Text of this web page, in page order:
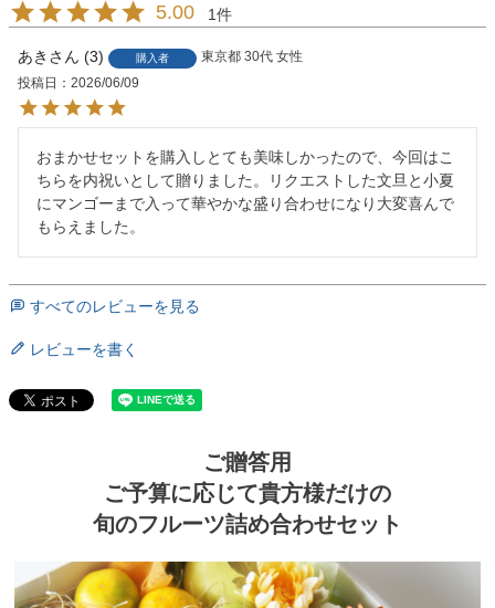
5.00 1
あき 3 購入者 東京都 30代 女性
投稿日
2026/06/09
おまかせセットを購入しとても美味しかったので、今回はこ
ちらを内祝いとして贈りました。リクエストした文旦と小夏
にマンゴーまで入って華やかな盛り合わせになり大変喜んで
もらえました。
すべてのレビューを見る
レビューを書く
ご贈答用
ご予算に応じて貴方様だけの
旬のフルーツ詰め合わせセット